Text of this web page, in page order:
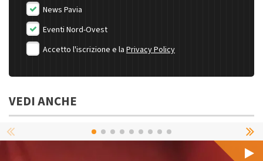
News Pavia
Eventi Nord-Ovest
Accetto l'iscrizione e la Privacy Policy
VEDI ANCHE